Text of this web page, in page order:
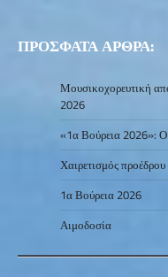
ΠΡΟΣΦΑΤΑ ΑΡΘΡΑ:
Μουσικοχορευτική
2026
«1α Βούρεια 2026»:
Χαιρετισμός
1α Βούρεια 2026
Αιμοδοσία